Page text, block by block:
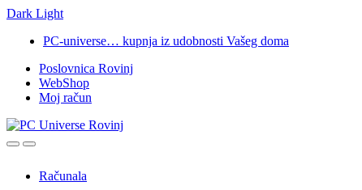
Dark Light
navigation
content
PC-universe… kupnja iz udobnosti Vašeg doma
Poslovnica Rovinj
WebShop
Moj račun
OpenClose
Računala